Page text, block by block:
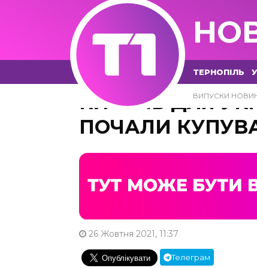
ТЕРНОПІЛЬ
ВИПУСКИ
КИСЕНЬ ДЛЯ
ПОЧАЛИ
26 Жовтня 2021, 11:37
Телеграм